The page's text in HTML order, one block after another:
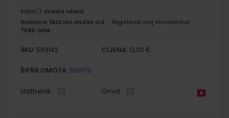
Autor(i): Zvonka Ivković
Nakladnik: ŠKOLSKA KNJIGA d.d.
Registarski broj ministarstva:
7696-DOM
SKU: 569142 CIJENA: 13,00 €
ŠIFRA OMOTA: 500170
Udžbenik Omot